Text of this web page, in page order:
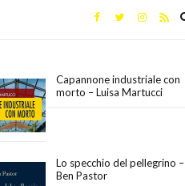
Capannone industriale con
morto – Luisa Martucci
Lo specchio del pellegrino –
Ben Pastor